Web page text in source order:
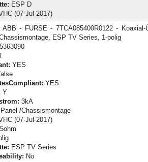
ESP D
(07-Jul-2017)
ABB - FURSE - 7TCA085400R0122 -
ESP TV Series, 1-polig
YES
YES
Y
3kA
Panel-/Chassismontage
(07-Jul-2017)
ESP TV Series
No